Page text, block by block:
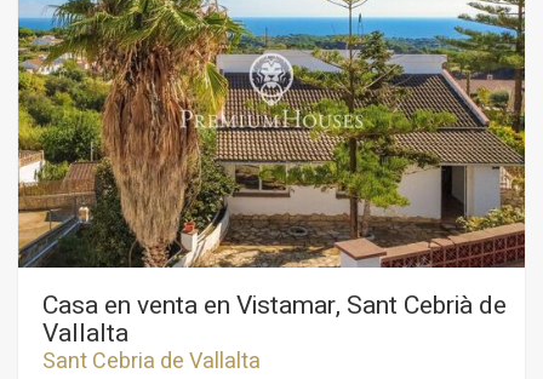
doubles, très lumineuses et offrant une très belle vue, ainsi
qu'une deuxième salle de bain complète. La maison a été
rénovée avec l'installation d'un système de chauffage et
d'une nouvelle chaudière, ainsi que d'une nouvelle installation
électrique. À l'arrière de la maison, nous trouvons la piscine,
avec un grand solarium pour profiter du soleil et se baigner
dans la piscine d'eau salée. Elle dispose d'un garage pour 2
véhicules. Une maison confortable et bien équipée.
Casa en venta en Vistamar, Sant Cebrià de
Vallalta
Sant Cebria de Vallalta